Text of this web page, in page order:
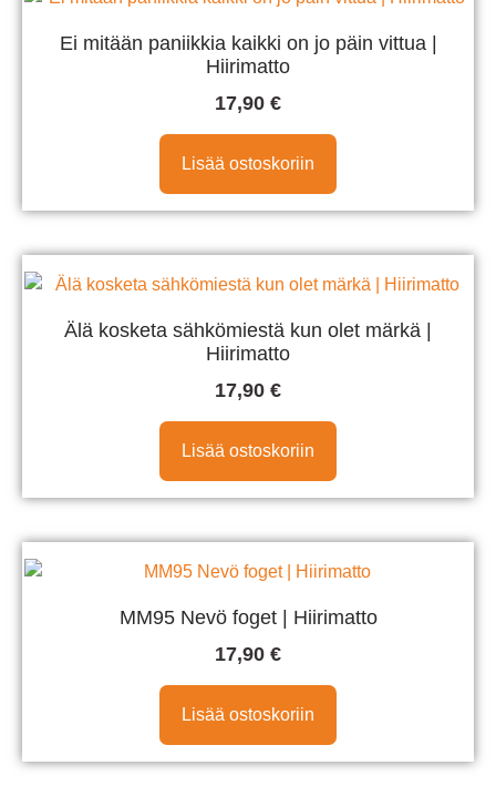
Ei mitään paniikkia kaikki on jo päin vittua |
Hiirimatto
17,90 €
Lisää ostoskoriin
Älä kosketa sähkömiestä kun olet märkä |
Hiirimatto
17,90 €
Lisää ostoskoriin
MM95 Nevö foget | Hiirimatto
17,90 €
Lisää ostoskoriin